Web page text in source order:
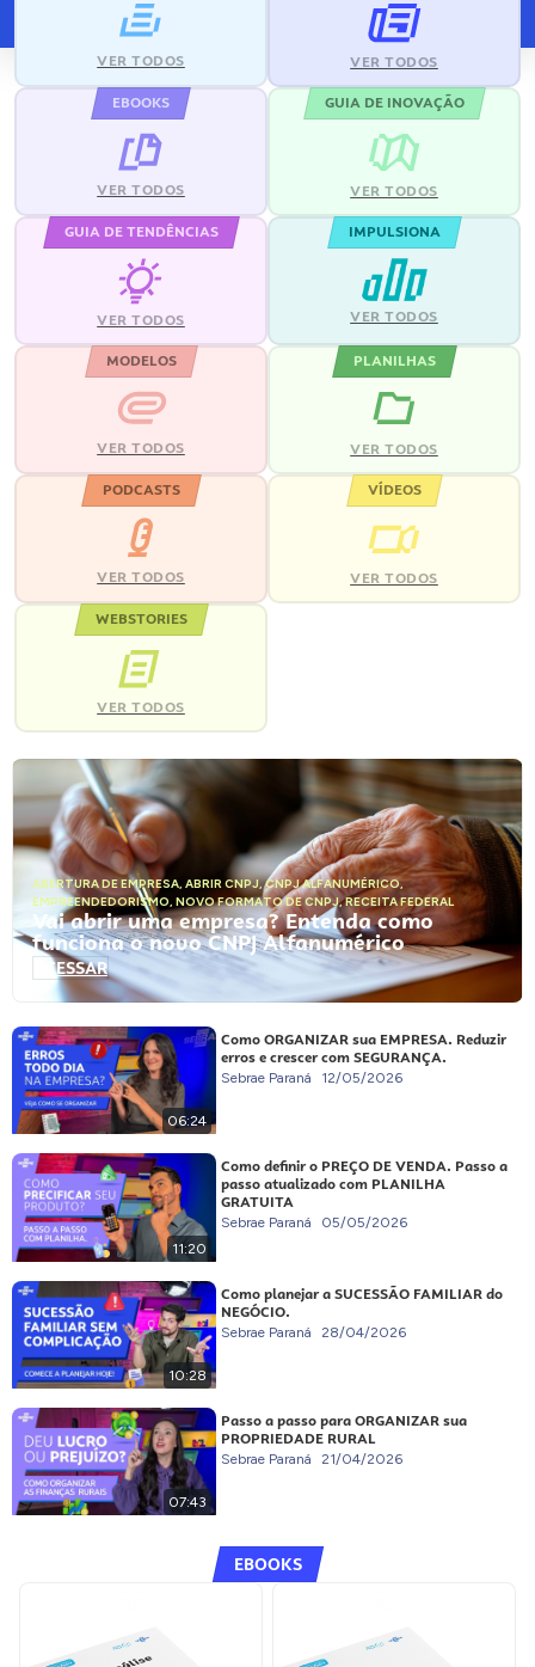
VER TODOS VER TODOS
EBOOKS
VER TODOS
GUIA DE INOVAÇÃO
VER TODOS
GUIA DE TENDÊNCIAS
VER TODOS
IMPULSIONA
VER TODOS
MODELOS
VER TODOS
PLANILHAS
VER TODOS
PODCASTS
VER TODOS
VÍDEOS
VER TODOS
WEBSTORIES
VER TODOS
ABERTURA DE EMPRESA, ABRIR CNPJ,CNPJ ALFANUMÉRICO,
EMPREENDEDORISMO, NOVO FORMATO DE CNPJ,RECEITA FEDERAL
Vai abrir uma empresa? Entenda como
funciona o novo CNPJ Alfanumérico
ACESSAR
06:24
Como ORGANIZAR sua EMPRESA. Reduzir
erros e crescer com SEGURANÇA.
Sebrae Paraná 12/05/2026
11:20
Como definir o PREÇO DE VENDA. Passo a
passo atualizado com PLANILHA
GRATUITA
Sebrae Paraná 05/05/2026
10:28
Como planejar a SUCESSÃO FAMILIAR do
NEGÓCIO.
Sebrae Paraná 28/04/2026
07:43
Passo a passo para ORGANIZAR sua
PROPRIEDADE RURAL
Sebrae Paraná 21/04/2026
EBOOKS